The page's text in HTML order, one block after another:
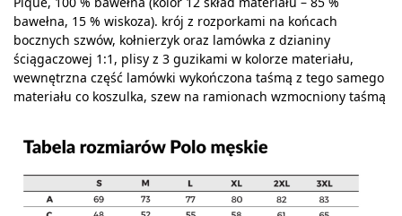
bawełna, 15 % wiskoza). krój z rozporkami na końcach
bocznych szwów, kołnierzyk oraz lamówka z dzianiny
ściągaczowej 1:1, plisy z 3 guzikami w kolorze materiału,
wewnętrzna część lamówki wykończona taśmą z tego samego
materiału co koszulka, szew na ramionach wzmocniony taśmą